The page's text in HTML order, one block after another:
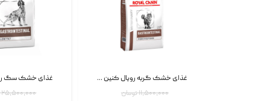
۲۵,۵۰۰,۰۰۰ تومان
غذای خشک گربه رویال کنین Gastrointestinal Fibre Response وزن 2 کیلوگرم | پت استوک
۱۱,۵۰۰,۰۰۰ تومان